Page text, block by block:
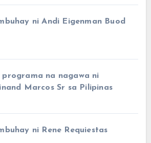
ni Andi Eigenman Buod
programa na nagawa ni
Marcos Sr sa Pilipinas
ni Rene Requiestas